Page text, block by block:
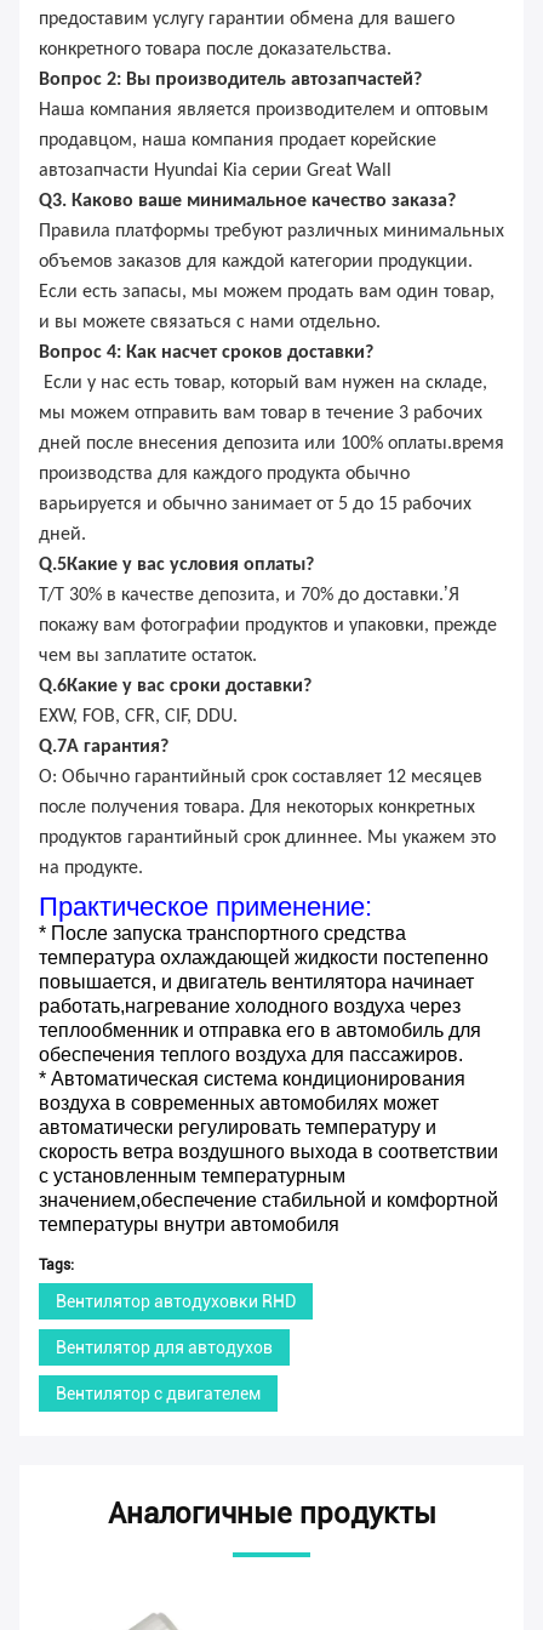
предоставим услугу гарантии обмена для вашего
конкретного товара после доказательства.
Вопрос 2: Вы производитель автозапчастей?
Наша компания является производителем и оптовым
продавцом, наша компания продает корейские
автозапчасти Hyundai Kia серии Great Wall
Q3. Каково ваше минимальное качество заказа?
Правила платформы требуют различных минимальных
объемов заказов для каждой категории продукции.
Если есть запасы, мы можем продать вам один товар,
и вы можете связаться с нами отдельно.
Вопрос 4: Как насчет сроков доставки?
Если у нас есть товар, который вам нужен на складе,
мы можем отправить вам товар в течение 3 рабочих
дней после внесения депозита или 100% оплаты.время
производства для каждого продукта обычно
варьируется и обычно занимает от 5 до 15 рабочих
дней.
Q.5Какие у вас условия оплаты?
T/T 30% в качестве депозита, и 70% до доставки.’Я
покажу вам фотографии продуктов и упаковки, прежде
чем вы заплатите остаток.
Q.6Какие у вас сроки доставки?
EXW, FOB, CFR, CIF, DDU.
Q.7А гарантия?
О: Обычно гарантийный срок составляет 12 месяцев
после получения товара. Для некоторых конкретных
продуктов гарантийный срок длиннее. Мы укажем это
на продукте.
Практическое применение:
* После запуска транспортного средства
температура охлаждающей жидкости постепенно
повышается, и двигатель вентилятора начинает
работать,нагревание холодного воздуха через
теплообменник и отправка его в автомобиль для
обеспечения теплого воздуха для пассажиров.
* Автоматическая система кондиционирования
воздуха в современных автомобилях может
автоматически регулировать температуру и
скорость ветра воздушного выхода в соответствии
с установленным температурным
значением,обеспечение стабильной и комфортной
температуры внутри автомобиля
Tags:
Вентилятор автодуховки RHD
Вентилятор для автодухов
Вентилятор с двигателем
Аналогичные продукты